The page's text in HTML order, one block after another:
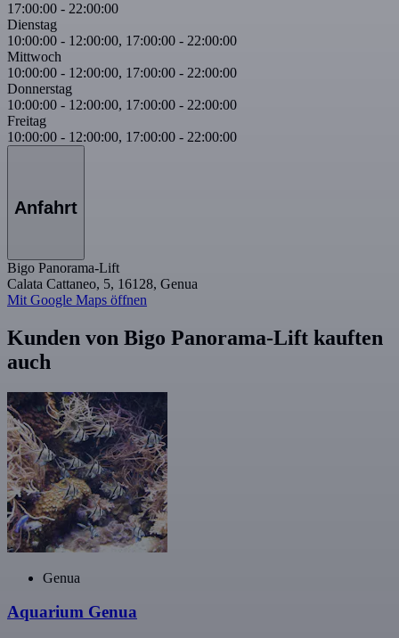
17:00:00 - 22:00:00
Dienstag
10:00:00 - 12:00:00, 17:00:00 - 22:00:00
Mittwoch
10:00:00 - 12:00:00, 17:00:00 - 22:00:00
Donnerstag
10:00:00 - 12:00:00, 17:00:00 - 22:00:00
Freitag
10:00:00 - 12:00:00, 17:00:00 - 22:00:00
Anfahrt
Bigo Panorama-Lift
Calata Cattaneo, 5, 16128, Genua
Mit Google Maps öffnen
Kunden von Bigo Panorama-Lift kauften
auch
Genua
Aquarium Genua